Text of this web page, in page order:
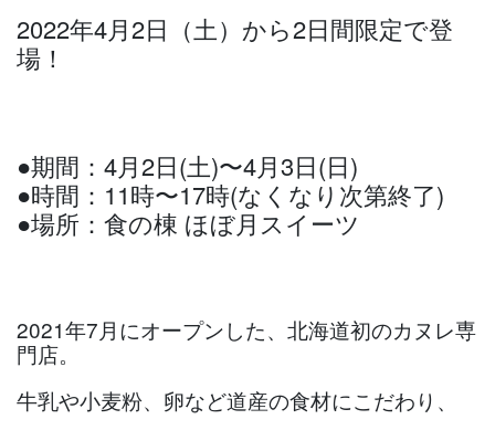
2022年4月2日（土）から2日間限定で登
場！
●期間：4月2日(土)〜4月3日(日)
●時間：11時〜17時(なくなり次第終了)
●場所：食の棟 ほぼ月スイーツ
2021年7月にオープンした、北海道初のカヌレ専
門店。
牛乳や小麦粉、卵など道産の食材にこだわり、